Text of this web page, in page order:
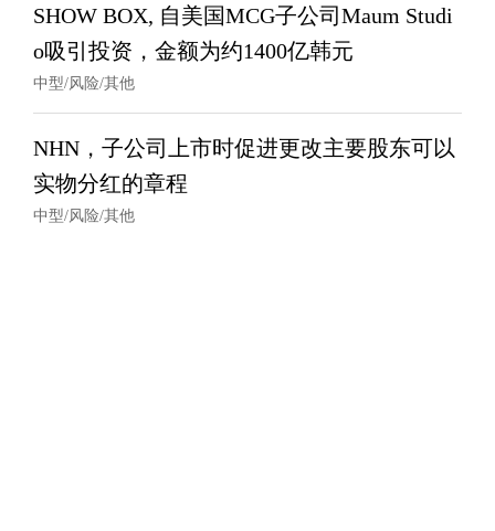
SHOW BOX, 自美国MCG子公司Maum Studi
o吸引投资，金额为约1400亿韩元
中型/风险/其他
NHN，子公司上市时促进更改主要股东可以
实物分红的章程
中型/风险/其他